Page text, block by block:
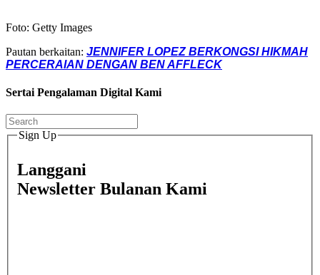
Foto: Getty Images
Pautan berkaitan: JENNIFER LOPEZ BERKONGSI HIKMAH
PERCERAIAN DENGAN BEN AFFLECK
Sertai Pengalaman Digital Kami
Sign Up
Langgani
Newsletter Bulanan Kami